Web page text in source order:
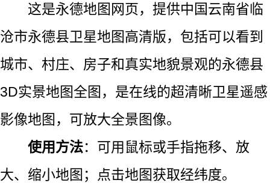
这是永德地图网页，提供中国云南省临
沧市永德县卫星地图高清版，包括可以看到
城市、村庄、房子和真实地貌景观的永德县
3D实景地图全图，是在线的超清晰卫星遥感
影像地图，可放大全景图像。
使用方法：可用鼠标或手指拖移、放
大、缩小地图；点击地图获取经纬度。